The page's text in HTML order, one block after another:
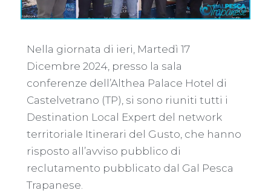
Nella giornata di ieri, Martedì 17
Dicembre 2024, presso la sala
conferenze dell’Althea Palace Hotel di
Castelvetrano (TP), si sono riuniti tutti i
Destination Local Expert del network
territoriale Itinerari del Gusto, che hanno
risposto all’avviso pubblico di
reclutamento pubblicato dal Gal Pesca
Trapanese.